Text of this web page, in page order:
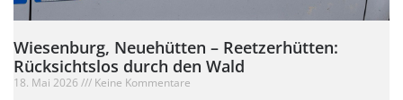
Wiesenburg, Neuehütten – Reetzerhütten:
Rücksichtslos durch den Wald
18. Mai 2026 Keine Kommentare